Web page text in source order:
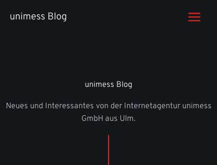
Inhaltunimess Blog
unimess Blog
Neues und Interessantes von der Internetagentur unimess
GmbH aus Ulm.